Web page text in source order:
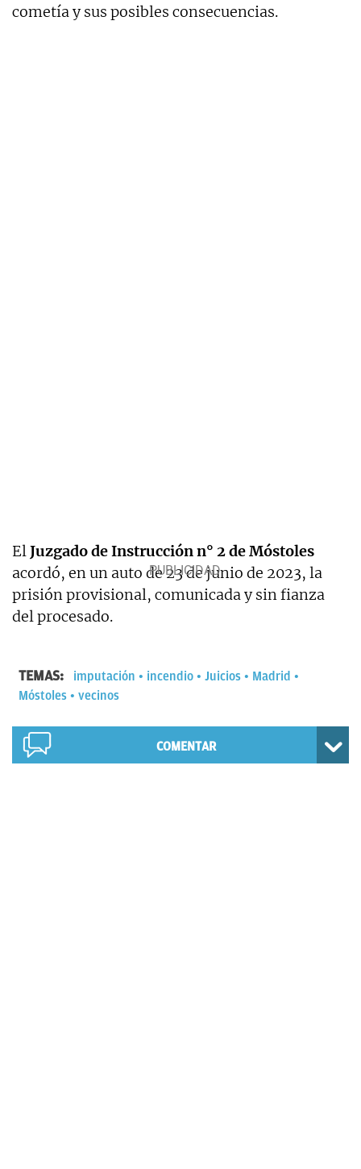
cometía y sus posibles consecuencias.
ElJuzgado de Instrucción n° 2 de Móstoles
acordó, en un auto de 23 de junio de 2023, la
prisión provisional, comunicada y sin fianza
del procesado.
TEMAS: imputación incendio Juicios
Madrid
Móstoles
vecinos
COMENTAR